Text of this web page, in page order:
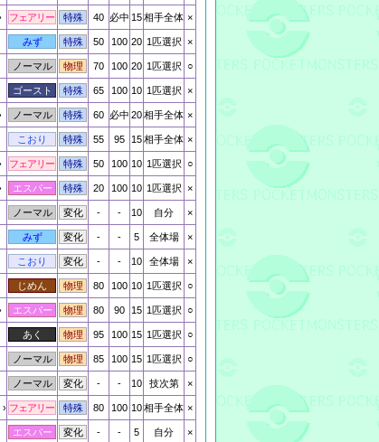
フェアリー 特殊 40 必中 15相手全体 ×
みず 特殊 50 100 20 1匹選択 ×
ノーマル 物理 70 100 20 1匹選択 ○
ゴースト 特殊 65 100 10 1匹選択 ×
ノーマル 特殊 60 必中 20相手全体 ×
こおり 特殊 55 95 15相手全体 ×
フェアリー 特殊 50 100 10 1匹選択 ○
エスパー 特殊 20 100 10 1匹選択 ×
ノーマル 変化 - - 10 自分 ×
みず 変化 - - 5 全体場 ×
こおり 変化 - - 10 全体場 ×
じめん 物理 80 100 10 1匹選択 ○
エスパー 物理 80 90 15 1匹選択 ○
あく 物理 95 100 15 1匹選択 ○
ノーマル 物理 85 100 15 1匹選択 ○
ノーマル 変化 - - 10 技次第 ×
フェアリー 特殊 80 100 10相手全体 ×
エスパー 変化 - - 5 自分 ×